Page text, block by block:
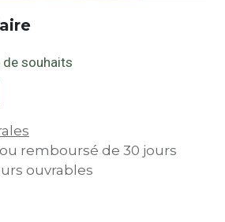
souhaits
remboursé de 30 jours
ouvrables